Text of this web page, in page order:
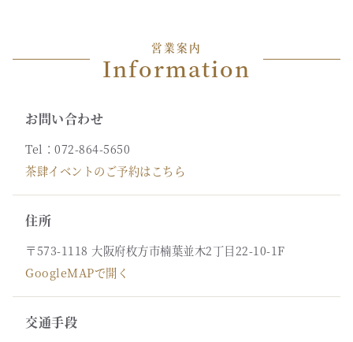
営業案内
Information
お問い合わせ
Tel：072-864-5650
茶肆イベントのご予約はこちら
住所
〒573-1118 大阪府枚方市楠葉並木2丁目22-10-1F
GoogleMAPで開く
交通手段